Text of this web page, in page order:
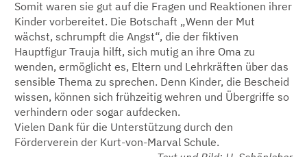
Somit waren sie gut auf die Fragen und Reaktionen ihrer
Kinder vorbereitet. Die Botschaft „Wenn der Mut
wächst, schrumpft die Angst“, die der fiktiven
Hauptfigur Trauja hilft, sich mutig an ihre Oma zu
wenden, ermöglicht es, Eltern und Lehrkräften über das
sensible Thema zu sprechen. Denn Kinder, die Bescheid
wissen, können sich frühzeitig wehren und Übergriffe so
verhindern oder sogar aufdecken.
Vielen Dank für die Unterstützung durch den
Förderverein der Kurt-von-Marval Schule.